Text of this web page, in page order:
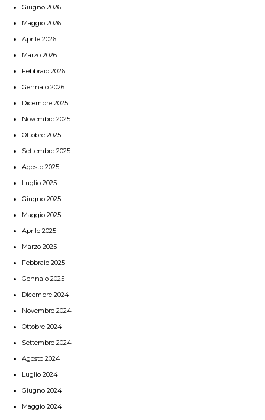
Giugno 2026
Maggio 2026
Aprile 2026
Marzo 2026
Febbraio 2026
Gennaio 2026
Dicembre 2025
Novembre 2025
Ottobre 2025
Settembre 2025
Agosto 2025
Luglio 2025
Giugno 2025
Maggio 2025
Aprile 2025
Marzo 2025
Febbraio 2025
Gennaio 2025
Dicembre 2024
Novembre 2024
Ottobre 2024
Settembre 2024
Agosto 2024
Luglio 2024
Giugno 2024
Maggio 2024